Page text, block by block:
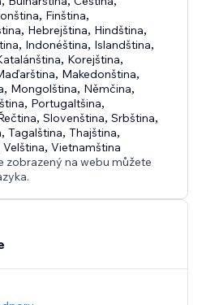
, Finština,
, Hebrejština, Hindština,
, Indonéština, Islandština,
, Korejština,
, Makedonština,
, Mongolština, Němčina,
, Portugaltšina,
,Slovenština,Srbština,
,Tagalština,Thajština,
Velština,Vietnamština
zobrazený na webu můžete